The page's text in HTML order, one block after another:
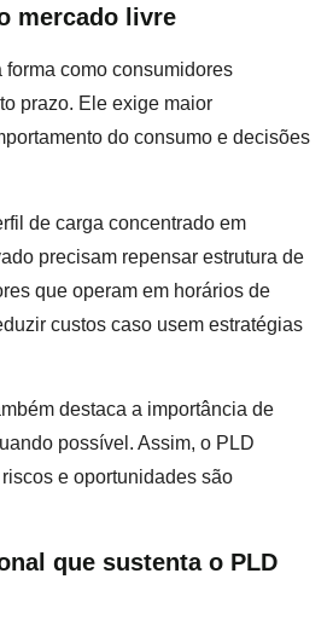
mercado livre
como consumidores
prazo. Ele exige maior
do consumo e decisões
de carga concentrado em
precisam repensar estrutura de
que operam em horários de
custos caso usem estratégias
destaca a importância de
possível. Assim, o PLD
e oportunidades são
que sustenta o PLD